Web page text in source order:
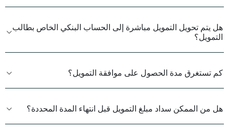
هل يتم تحويل التمويل مباشرة إلى الحساب البنكي الخاص بطالب
التمويل؟
كم تستغرق مدة الحصول على موافقة التمويل؟
هل من الممكن سداد مبلغ التمويل قبل انتهاء المدة المحددة؟